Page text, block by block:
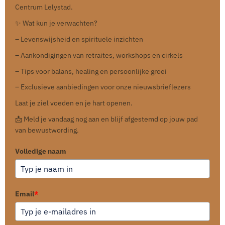
Centrum Lelystad.
✨ Wat kun je verwachten?
– Levenswijsheid en spirituele inzichten
– Aankondigingen van retraites, workshops en cirkels
– Tips voor balans, healing en persoonlijke groei
– Exclusieve aanbiedingen voor onze nieuwsbrieflezers
Laat je ziel voeden en je hart openen.
📩 Meld je vandaag nog aan en blijf afgestemd op jouw pad
van bewustwording.
Volledige naam
Email*